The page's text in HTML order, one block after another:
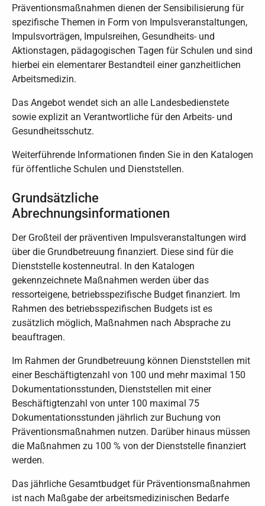
Präventionsmaßnahmen dienen der Sensibilisierung für
spezifische Themen in Form von Impulsveranstaltungen,
Impulsvorträgen, Impulsreihen, Gesundheits- und
Aktionstagen, pädagogischen Tagen für Schulen und sind
hierbei ein elementarer Bestandteil einer ganzheitlichen
Arbeitsmedizin.
Das Angebot wendet sich an alle Landesbedienstete
sowie explizit an Verantwortliche für den Arbeits- und
Gesundheitsschutz.
Weiterführende Informationen finden Sie in den Katalogen
für öffentliche Schulen und Dienststellen.
Grundsätzliche
Abrechnungsinformationen
Der Großteil der präventiven Impulsveranstaltungen wird
über die Grundbetreuung finanziert. Diese sind für die
Dienststelle kostenneutral. In den Katalogen
gekennzeichnete Maßnahmen werden über das
ressorteigene, betriebsspezifische Budget finanziert. Im
Rahmen des betriebsspezifischen Budgets ist es
zusätzlich möglich, Maßnahmen nach Absprache zu
beauftragen.
Im Rahmen der Grundbetreuung können Dienststellen mit
einer Beschäftigtenzahl von 100 und mehr maximal 150
Dokumentationsstunden, Dienststellen mit einer
Beschäftigtenzahl von unter 100 maximal 75
Dokumentationsstunden jährlich zur Buchung von
Präventionsmaßnahmen nutzen. Darüber hinaus müssen
die Maßnahmen zu 100 % von der Dienststelle finanziert
werden.
Das jährliche Gesamtbudget für Präventionsmaßnahmen
ist nach Maßgabe der arbeitsmedizinischen Bedarfe